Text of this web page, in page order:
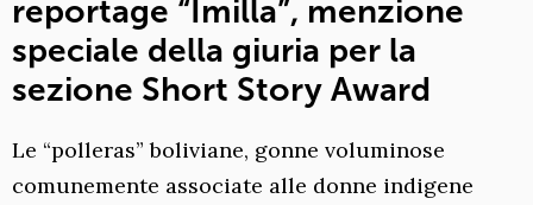
reportage “Imilla”, menzione
speciale della giuria per la
sezione Short Story Award
Le “polleras” boliviane, gonne voluminose
comunemente associate alle donne indigene